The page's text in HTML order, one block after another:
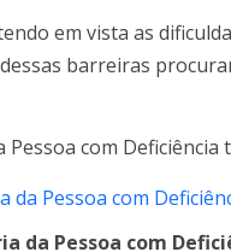
em vista as
barreiras
com Deficiência
da Pessoa com
da Pessoa com